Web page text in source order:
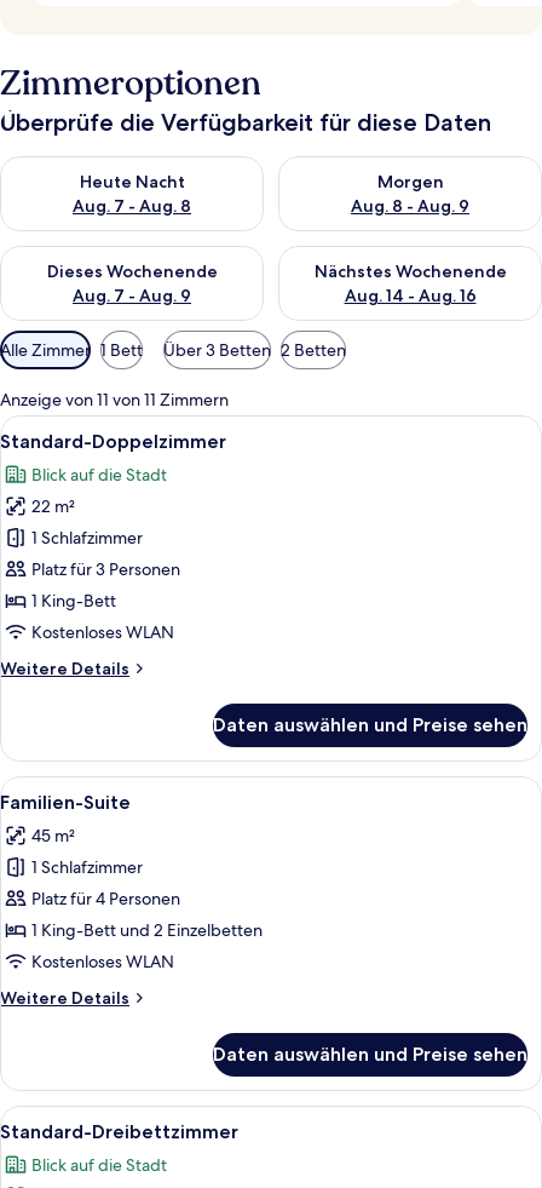
Zimmeroptionen
Überprüfe die Verfügbarkeit für diese Daten
Heute Nacht
Aug. 7 - Aug. 8
Überprüfe die Verfügbarkeit für heute Nacht, Aug. 7 - Aug. 8.
Morgen
Aug. 8 - Aug. 9
Überprüfe die Verfügbarkeit
Dieses Wochenende
Aug. 7 - Aug. 9
Überprüfe die Verfügbarkeit für dieses Wochenende, Aug. 7
Nächstes Wochenende
Aug. 14 - Aug. 16
Überprüfe die Verfügbarkeit
Verfügbare
Filter
für
Zimmer
Alle Zimmer 1 Bett Über 3 Betten 2 Betten
Anzeige von 11 von 11 Zimmern
Alle
Fotos
für
Standard-
Doppelzimmer
anzeigen
Ein modernes Hotelzimmer mit
4
Standard-Doppelzimmer
Blick auf die Stadt
22 m²
1 Schlafzimmer
Platz für 3 Personen
1 King-Bett
Kostenloses WLAN
Weitere Details
Weitere
Doppelzimmer
Daten auswählen und Preise sehen
Alle
Fotos
für
Familien-
Suite
anzeigen
Ein modernes Hotelzimmer mit
4
Familien-Suite
45 m²
1 Schlafzimmer
Platz für 4 Personen
1 King-Bett und 2 Einzelbetten
Kostenloses WLAN
Weitere Details
Weitere
Suite
Daten auswählen und Preise sehen
Alle
Fotos
für
Ein Hotelzimmer mit modernem
3
Standard-Dreibettzimmer
Blick auf die Stadt